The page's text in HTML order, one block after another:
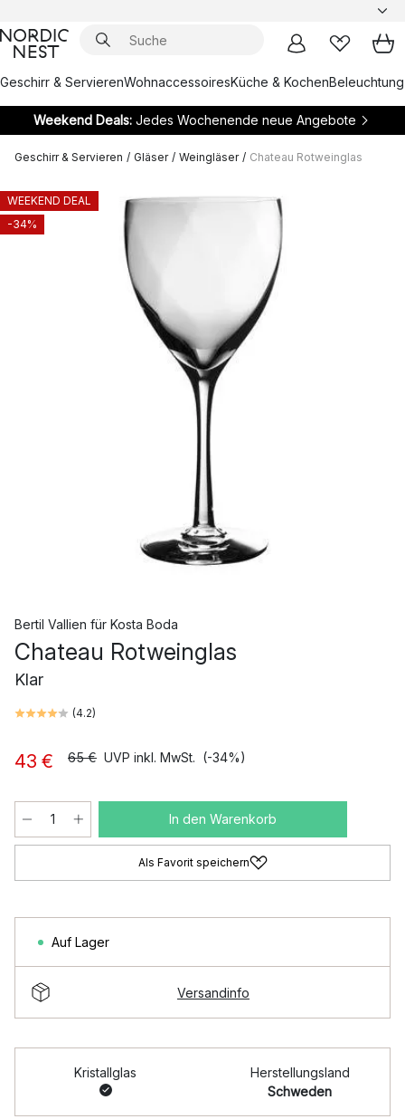
Geschirr & ServierenWohnaccessoiresKüche & KochenBeleuchtung
Weekend Deals:Jedes Wochenende neue Angebote
Geschirr & Servieren / Gläser / Weingläser / Chateau Rotweinglas
WEEKEND DEAL
-34%
Bertil Vallien für Kosta Boda
Chateau Rotweinglas
Klar
(4.2)
43 € 65 € UVP inkl. MwSt. (-34%)
In den Warenkorb
Als Favorit speichern
Auf Lager
Versandinfo
Kristallglas
Herstellungsland
Schweden